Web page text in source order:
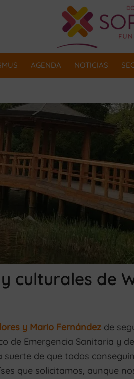
AGENDA NOTICIAS
culturales de
y Mario Fernández de
de Emergencia Sanitaria y
de que todos
que solicitamos, aunque